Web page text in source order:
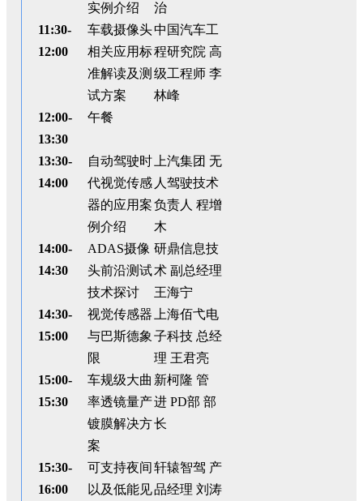
实例介绍
治
11:30-
12:00
车载摄像头
相关应用标
准解读及测
试方案
中国汽车工
程研究院 高
级工程师 李
林峰
12:00-
13:30
午餐
13:30-
14:00
自动驾驶时
代视觉传感
器的应用案
例介绍
上汽集团 无
人驾驶技术
负责人 程增
木
14:00-
14:30
ADAS摄像
头前沿测试
技术探讨
研鼎信息技
术 副总经理
王海宁
14:30-
15:00
视觉传感器
与巴斯德象
限
上海佰弋电
子科技 总经
理 王君亮
15:00-
15:30
车规级大曲
率透镜量产
镀膜解决方
案
新柯隆 管
进 PD部 部
长
15:30-
16:00
可支持夜间
以及低能见
轩辕智驾 产
品经理 刘涛